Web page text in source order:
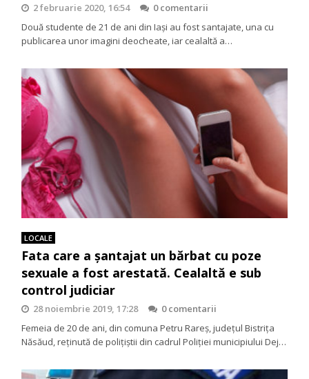
2 februarie 2020, 16:54
0 comentarii
Două studente de 21 de ani din Iași au fost santajate, una cu
publicarea unor imagini deocheate, iar cealaltă a…
LOCALE
Fata care a şantajat un bărbat cu poze
sexuale a fost arestată. Cealaltă e sub
control judiciar
28 noiembrie 2019, 17:28
0 comentarii
Femeia de 20 de ani, din comuna Petru Rareş, judeţul Bistriţa
Năsăud, reţinută de poliţiştii din cadrul Poliţiei municipiului Dej…